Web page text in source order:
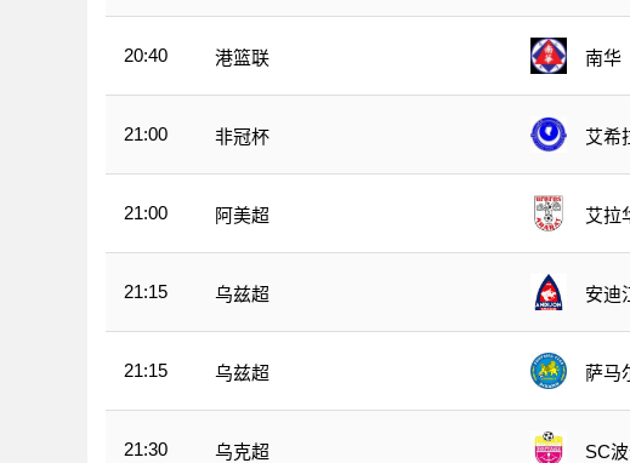
20:40 港篮联 南华
21:00 非冠杯 艾希
21:00 阿美超 艾拉
21:15 乌兹超 安迪
21:15 乌兹超 萨马
21:30 乌克超 SC